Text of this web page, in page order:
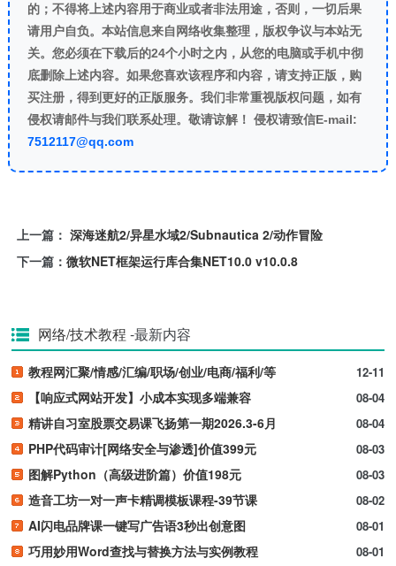
的；不得将上述内容用于商业或者非法用途，否则，一切后果
请用户自负。本站信息来自网络收集整理，版权争议与本站无
关。您必须在下载后的24个小时之内，从您的电脑或手机中彻
底删除上述内容。如果您喜欢该程序和内容，请支持正版，购
买注册，得到更好的正版服务。我们非常重视版权问题，如有
侵权请邮件与我们联系处理。敬请谅解！ 侵权请致信E-mail:
7512117@qq.com
上一篇： 深海迷航2/异星水域2/Subnautica 2/动作冒险
下一篇： 微软NET框架运行库合集NET10.0 v10.0.8
网络/技术教程 -最新内容
12-11
教程网汇聚/情感/汇编/职场/创业/电商/福利/等
08-04
【响应式网站开发】小成本实现多端兼容
08-04
精讲自习室股票交易课飞扬第一期2026.3-6月
08-03
PHP代码审计[网络安全与渗透]价值399元
08-03
图解Python（高级进阶篇）价值198元
08-02
造音工坊一对一声卡精调模板课程-39节课
08-01
AI闪电品牌课一键写广告语3秒出创意图
08-01
巧用妙用Word查找与替换方法与实例教程